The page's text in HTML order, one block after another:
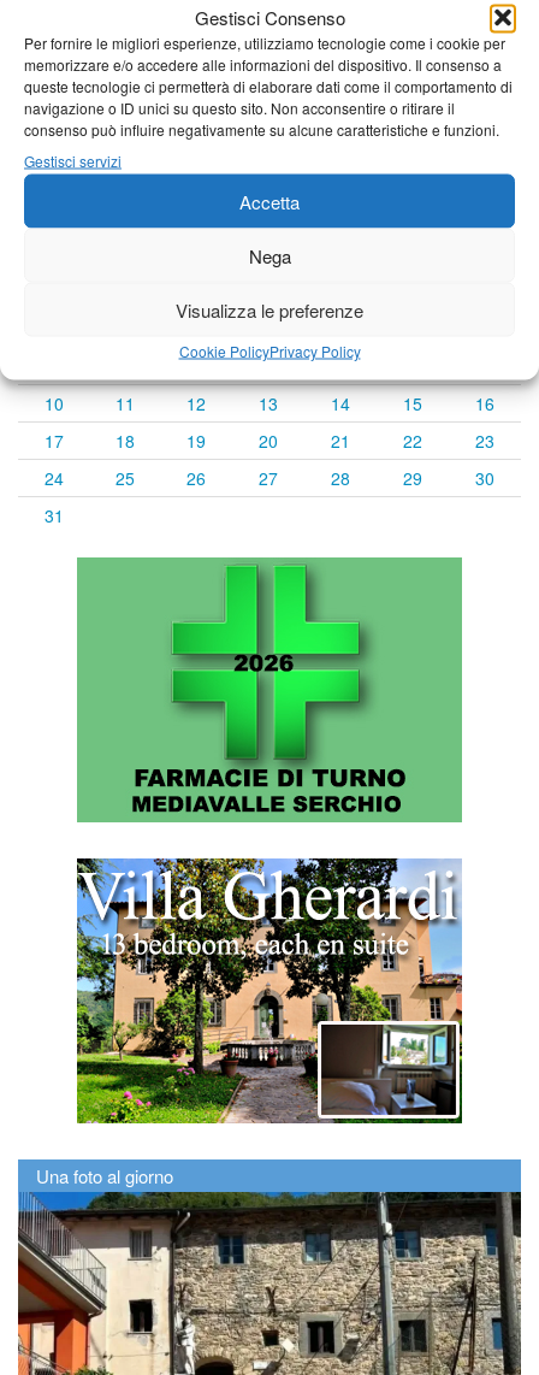
Gestisci Consenso
Per fornire le migliori esperienze, utilizziamo tecnologie come i cookie per
memorizzare e/o accedere alle informazioni del dispositivo. Il consenso a
queste tecnologie ci permetterà di elaborare dati come il comportamento di
navigazione o ID unici su questo sito. Non acconsentire o ritirare il
consenso può influire negativamente su alcune caratteristiche e funzioni.
Gestisci servizi
Accetta
Nega
Visualizza le preferenze
Cookie PolicyPrivacy Policy
24°C|
Previsioni a cura di:
Calendario eventi
Agosto 2026
5 6 7
10
11 12 13 14 15
16
17
18 19 20 21 22
23
24
25 26 27 28 29
30
31
Una foto al giorno